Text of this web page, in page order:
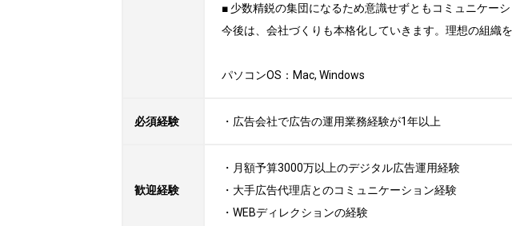
■ 少数精鋭の集団になるため意識せずともコミュニケー
今後は、会社づくりも本格化していきます。理想の組織
パソコンOS：Mac, Windows
必須経験 ・広告会社で広告の運用業務経験が1年以上
歓迎経験
・月額予算3000万以上のデジタル広告運用経験
・大手広告代理店とのコミュニケーション経験
・WEBディレクションの経験